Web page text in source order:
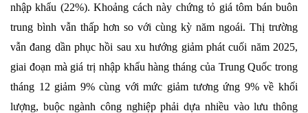
nhập khẩu (22%). Khoảng cách này chứng tỏ giá tôm bán buôn
trung bình vẫn thấp hơn so với cùng kỳ năm ngoái. Thị trường
vẫn đang dần phục hồi sau xu hướng giảm phát cuối năm 2025,
giai đoạn mà giá trị nhập khẩu hàng tháng của Trung Quốc trong
tháng 12 giảm 9% cùng với mức giảm tương ứng 9% về khối
lượng, buộc ngành công nghiệp phải dựa nhiều vào lưu thông